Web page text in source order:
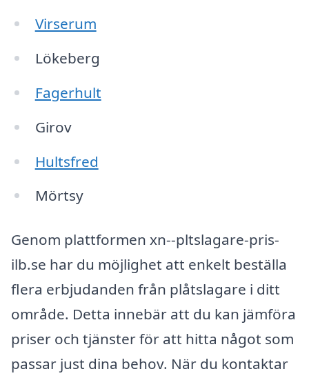
Virserum
Lökeberg
Fagerhult
Girov
Hultsfred
Mörtsy
Genom plattformen xn--pltslagare-pris-
ilb.se har du möjlighet att enkelt beställa
flera erbjudanden från plåtslagare i ditt
område. Detta innebär att du kan jämföra
priser och tjänster för att hitta något som
passar just dina behov. När du kontaktar